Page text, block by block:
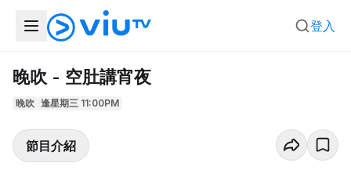
登入
晚吹 - 空肚講宵夜
晚吹 逢星期三 11:00PM
節目介紹